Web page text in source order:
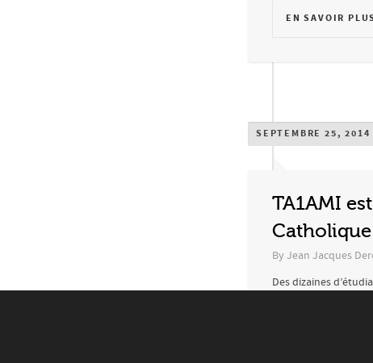
EN SAVOIR
SEPTEMBRE 25, 2014
TA1AMI
By Jean Jacques
Des dizaines